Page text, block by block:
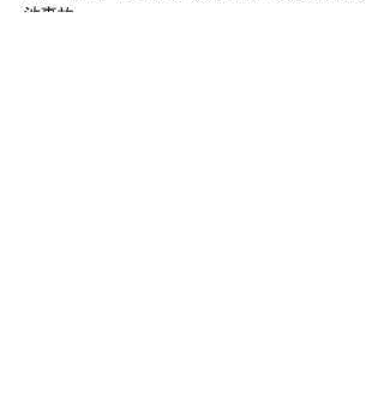
池事故。